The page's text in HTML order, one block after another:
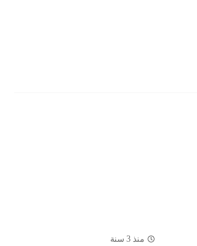
منذ 3 سنة